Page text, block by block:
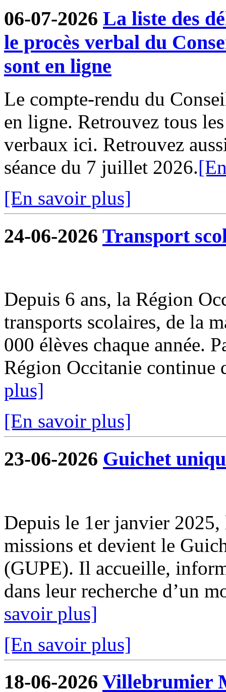
06-07-2026 La liste des
le procès verbal du
sont en ligne
Le compte-rendu du
en ligne. Retrouvez tous
verbaux ici. Retrouvez
séance du 7 juillet 2026.
[En savoir plus]
24-06-2026 Transport
Depuis 6 ans, la Région
transports scolaires, de la
000 élèves chaque année.
Région Occitanie continue
plus]
[En savoir plus]
23-06-2026 Guichet
Depuis le 1er janvier 2025,
missions et devient le
(GUPE). Il accueille,
dans leur recherche d’un
savoir plus]
[En savoir plus]
18-06-2026 Villebrumier